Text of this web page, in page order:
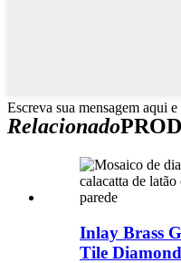
Escreva sua mensagem aqui
Relacionado
Inlay Brass
Tile